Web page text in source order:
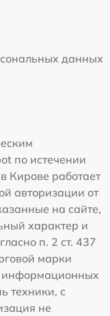
данных
по истечении
Кирове работает
авторизации от
на сайте,
характер и
п. 2 ст. 437
марки
информационных
техники, с
не